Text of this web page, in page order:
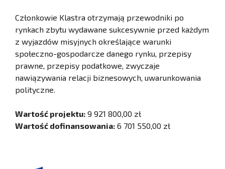
Członkowie Klastra otrzymają przewodniki po
rynkach zbytu wydawane sukcesywnie przed każdym
z wyjazdów misyjnych określające warunki
społeczno-gospodarcze danego rynku, przepisy
prawne, przepisy podatkowe, zwyczaje
nawiązywania relacji biznesowych, uwarunkowania
polityczne.
Wartość projektu: 9 921 800,00 zł
Wartość dofinansowania: 6 701 550,00 zł